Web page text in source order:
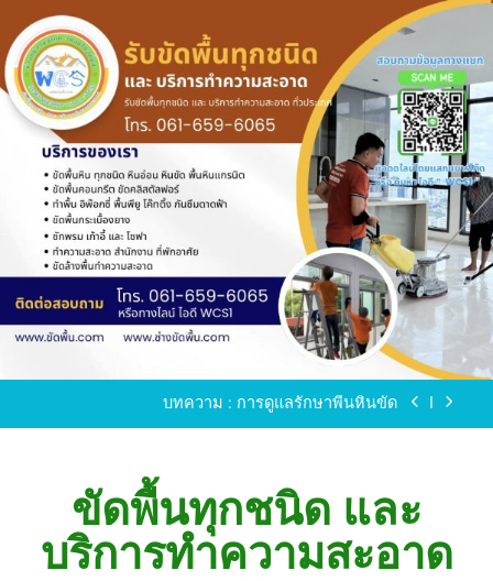
to
content
ขัดพื้นหินขัด อบต.แหลมบัวนครปฐม
ขัดพื้นหินอ่อน โทร.0616596065 ไลน์ WCS1
บทความ : การดูแลรักษาพื้นหินขัด
ขัดพื้นหินขัด อบต.แหลมบัวนครปฐม
ขัดพื้นหินอ่อน โทร.0616596065 ไลน์ WCS1
ขัดพื้นทุกชนิด และ
บริการทำความสะอาด